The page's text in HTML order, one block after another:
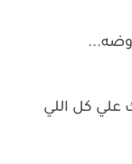
كل اللي